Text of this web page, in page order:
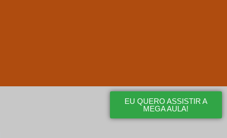
EU QUERO ASSISTIR A
MEGA AULA!